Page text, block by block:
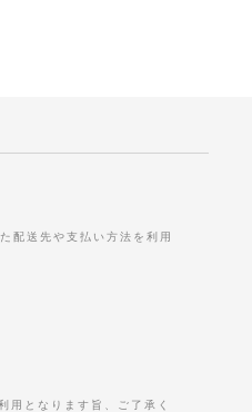
配送先や支払い方法を利用
用となります旨、ご了承く